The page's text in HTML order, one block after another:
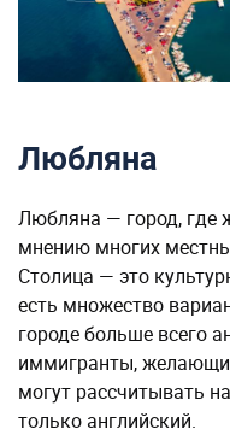
Любляна
Любляна — город, где
мнению многих
Столица — это
есть множество
городе больше всего
иммигранты,
могут рассчитывать
только английский.